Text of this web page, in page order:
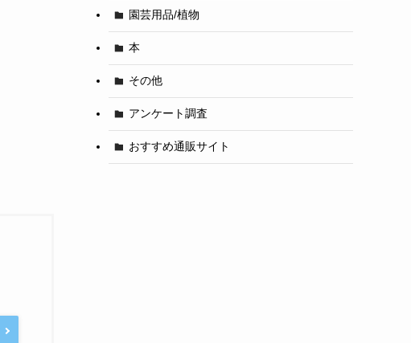
園芸用品/植物
本
その他
アンケート調査
おすすめ通販サイト